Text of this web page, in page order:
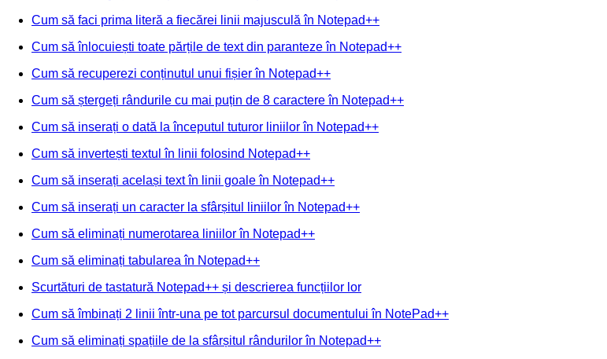
Cum să faci prima literă a fiecărei linii majusculă în Notepad++
Cum să înlocuiești toate părțile de text din paranteze în Notepad++
Cum să recuperezi conținutul unui fișier în Notepad++
Cum să ștergeți rândurile cu mai puțin de 8 caractere în Notepad++
Cum să inserați o dată la începutul tuturor liniilor în Notepad++
Cum să invertești textul în linii folosind Notepad++
Cum să inserați același text în linii goale în Notepad++
Cum să inserați un caracter la sfârșitul liniilor în Notepad++
Cum să eliminați numerotarea liniilor în Notepad++
Cum să eliminați tabularea în Notepad++
Scurtături de tastatură Notepad++ și descrierea funcțiilor lor
Cum să îmbinați 2 linii într-una pe tot parcursul documentului în NotePad++
Cum să eliminați spațiile de la sfârșitul rândurilor în Notepad++